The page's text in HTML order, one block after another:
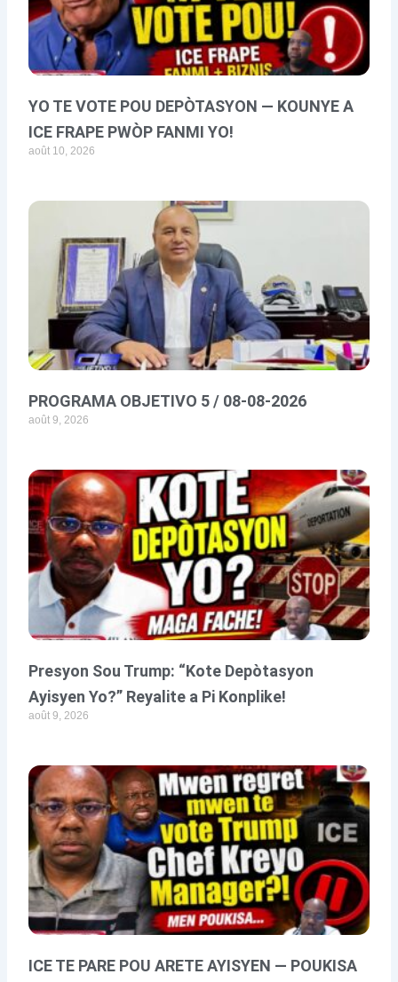
YO TE VOTE POU DEPÒTASYON — KOUNYE A
ICE FRAPE PWÒP FANMI YO!
août 10, 2026
PROGRAMA OBJETIVO 5 / 08-08-2026
août 9, 2026
Presyon Sou Trump: “Kote Depòtasyon
Ayisyen Yo?” Reyalite a Pi Konplike!
août 9, 2026
ICE TE PARE POU ARETE AYISYEN — POUKISA